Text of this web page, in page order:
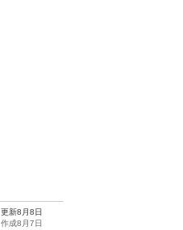
更新8月8日
作成8月7日